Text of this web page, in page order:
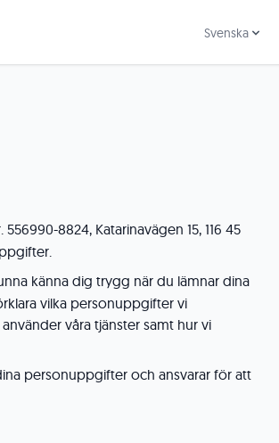
Svenska
8824, Katarinavägen 15, 116 45
känna dig trygg när du lämnar dina
vilka personuppgifter vi
våra tjänster samt hur vi
personuppgifter och ansvarar för att